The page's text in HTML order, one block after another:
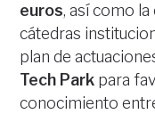
euros, así como
cátedras
plan de
Tech Park para
conocimiento